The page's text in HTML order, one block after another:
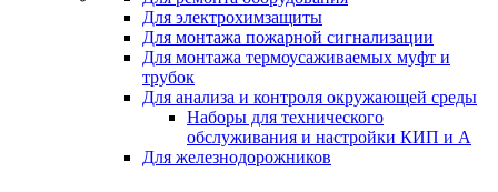
Для электрохимзащиты
Для монтажа пожарной сигнализации
Для монтажа термоусаживаемых муфт и
трубок
Для анализа и контроля окружающей среды
Наборы для технического
обслуживания и настройки КИП и А
Для железнодорожников